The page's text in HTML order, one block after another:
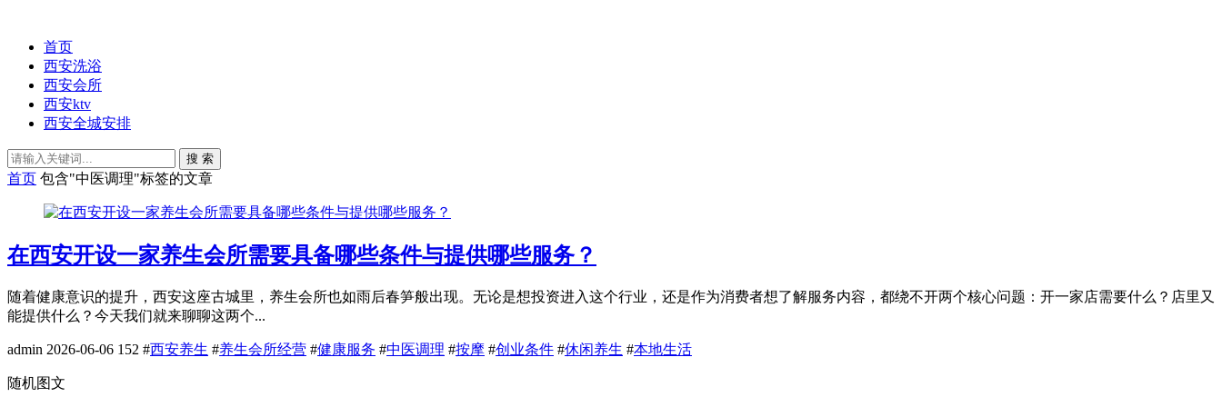
首页
西安洗浴
西安会所
西安ktv
西安全城安排
搜 索
首页 包含"中医调理"标签的文章
在西安开设一家养生会所需要具备哪些条件与提供哪些服务？
随着健康意识的提升，西安这座古城里，养生会所也如雨后春笋般出现。无论是想投资进入这个行业，还是作为消费者想了解服务内容，都绕不开两个核心问题：开一家店需要什么？店里又
能提供什么？今天我们就来聊聊这两个...
admin 2026-06-06 152 #西安养生 #养生会所经营 #健康服务 #中医调理 #按摩 #创业条件 #休闲养生 #本地生活
随机图文